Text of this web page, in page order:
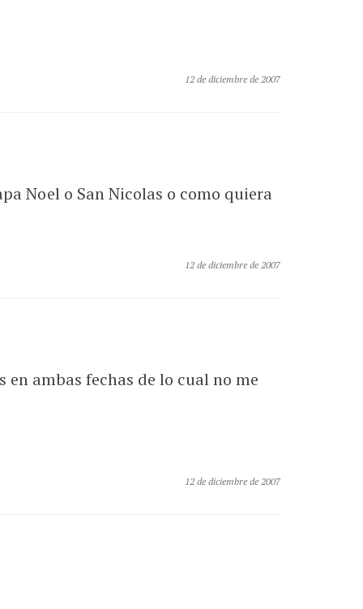
12 de diciembre de 2007
Noel o San Nicolas o como quiera
12 de diciembre de 2007
ambas fechas de lo cual no me
12 de diciembre de 2007